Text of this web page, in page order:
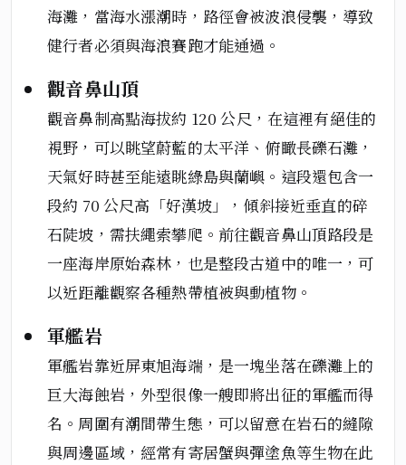
海灘，當海水漲潮時，路徑會被波浪侵襲，導致
健行者必須與海浪賽跑才能通過。
觀音鼻山頂
觀音鼻制高點海拔約 120 公尺，在這裡有絕佳的
視野，可以眺望蔚藍的太平洋、俯瞰長礫石灘，
天氣好時甚至能遠眺綠島與蘭嶼。這段還包含一
段約 70 公尺高「好漢坡」，傾斜接近垂直的碎
石陡坡，需扶繩索攀爬。前往觀音鼻山頂路段是
一座海岸原始森林，也是整段古道中的唯一，可
以近距離觀察各種熱帶植被與動植物。
軍艦岩
軍艦岩靠近屏東旭海端，是一塊坐落在礫灘上的
巨大海蝕岩，外型很像一艘即將出征的軍艦而得
名。周圍有潮間帶生態，可以留意在岩石的縫隙
與周邊區域，經常有寄居蟹與彈塗魚等生物在此